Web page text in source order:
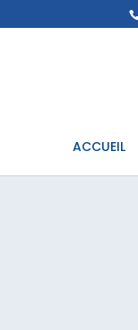
ACCUEIL